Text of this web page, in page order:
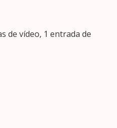
de vídeo, 1 entrada de